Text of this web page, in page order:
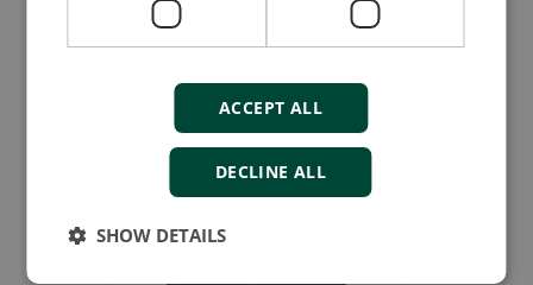
相关产品
ACCEPT ALL
DECLINE ALL
SHOW DETAILS